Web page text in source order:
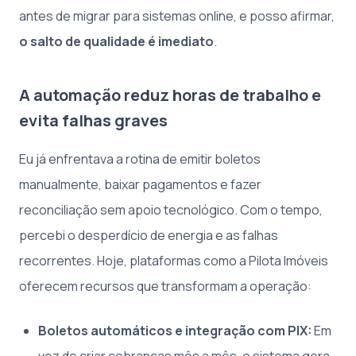
antes de migrar para sistemas online, e posso afirmar,
o salto de qualidade é imediato.
A automação reduz horas de trabalho e
evita falhas graves
Eu já enfrentava a rotina de emitir boletos
manualmente, baixar pagamentos e fazer
reconciliação sem apoio tecnológico. Com o tempo,
percebi o desperdício de energia e as falhas
recorrentes. Hoje, plataformas como a Pilota Imóveis
oferecem recursos que transformam a operação:
Boletos automáticos e integração com PIX:Em